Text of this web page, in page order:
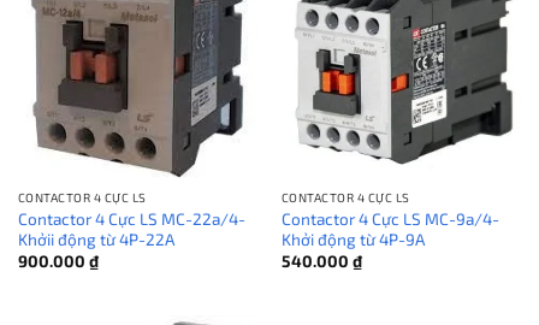
CONTACTOR 4 CỰC LS
Contactor 4 Cực LS MC-22a/4-
Khởii động từ 4P-22A
900.000 ₫
CONTACTOR 4 CỰC LS
Contactor 4 Cực LS MC-9a/4-
Khởi động từ 4P-9A
540.000 ₫